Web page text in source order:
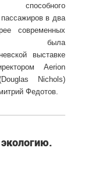
пассажиров в два
современных
была
выставке
Aerion
Nichols)
Федотов.